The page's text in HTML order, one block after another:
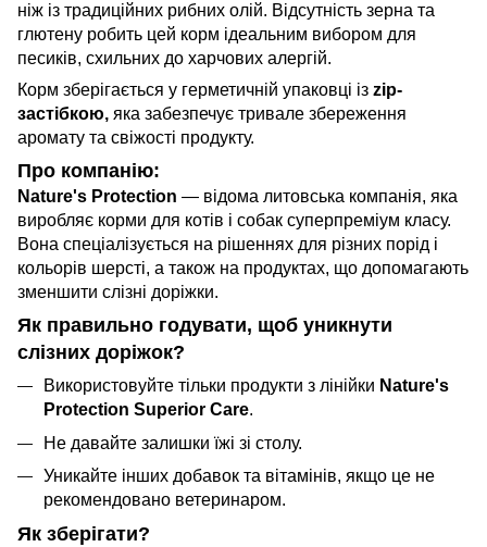
ніж із традиційних рибних олій. Відсутність зерна та
глютену робить цей корм ідеальним вибором для
песиків, схильних до харчових алергій.
Корм зберігається у герметичній упаковці із zip-
застібкою, яка забезпечує тривале збереження
аромату та свіжості продукту.
Про компанію:
Nature's Protection — відома литовська компанія, яка
виробляє корми для котів і собак суперпреміум класу.
Вона спеціалізується на рішеннях для різних порід і
кольорів шерсті, а також на продуктах, що допомагають
зменшити слізні доріжки.
Як правильно годувати, щоб уникнути
слізних доріжок?
Використовуйте тільки продукти з лінійки Nature's
Protection Superior Care.
Не давайте залишки їжі зі столу.
Уникайте інших добавок та вітамінів, якщо це не
рекомендовано ветеринаром.
Як зберігати?